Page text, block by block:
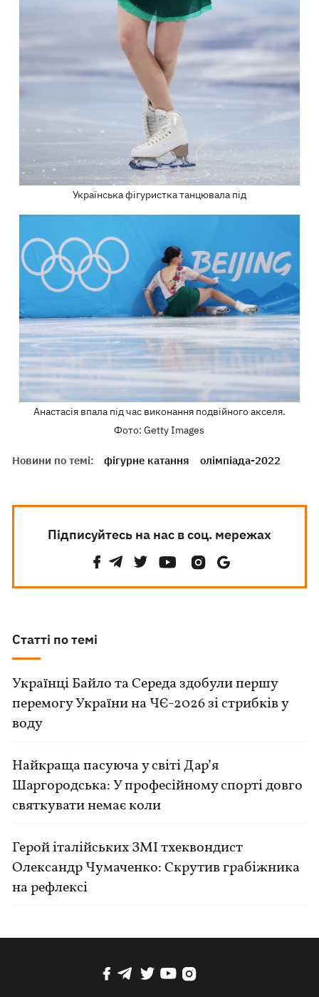
Українська фігуристка танцювала під
Анастасія впала під час виконання подвійного акселя.
Фото: Getty Images
Новини по темі: фігурне катання олімпіада-2022
Підписуйтесь на нас в соц. мережах
Статті по темі
Українці Байло та Середа здобули першу
перемогу України на ЧЄ-2026 зі стрибків у
воду
Найкраща пасуюча у світі Дар’я
Шаргородська: У професійному спорті довго
святкувати немає коли
Герой італійських ЗМІ тхеквондист
Олександр Чумаченко: Скрутив грабіжника
на рефлексі